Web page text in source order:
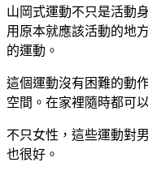
山岡式運動不只是活動
用原本就應該活動的地
的運動。
這個運動沒有困難的動
空間。在家裡隨時都可
不只女性，這些運動對
也很好。